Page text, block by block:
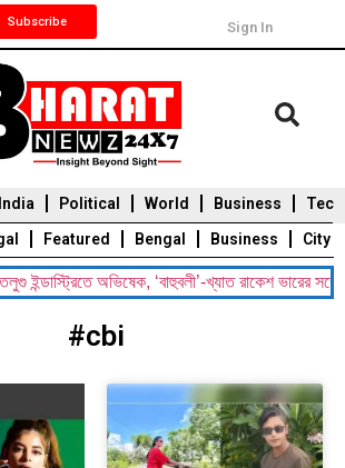
Subscribe Sign In
India Political World Business
Tech
Featured Bengal
Durga Puja 2025
Business
Auto
City
অভিষেক, ‘বাহুবলী’-খ্যাত রাকেশ ভারের সঙ্গে
#cbi